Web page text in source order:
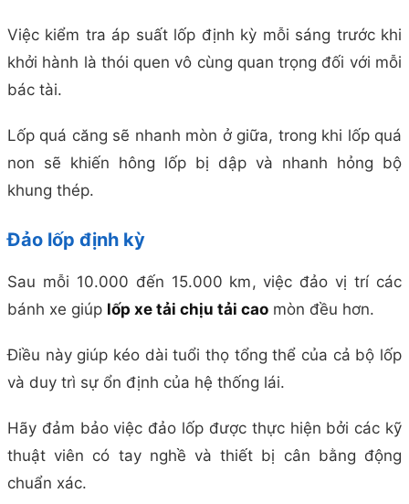
Việc kiểm tra áp suất lốp định kỳ mỗi sáng trước khi
khởi hành là thói quen vô cùng quan trọng đối với mỗi
bác tài.
Lốp quá căng sẽ nhanh mòn ở giữa, trong khi lốp quá
non sẽ khiến hông lốp bị dập và nhanh hỏng bộ
khung thép.
Đảo lốp định kỳ
Sau mỗi 10.000 đến 15.000 km, việc đảo vị trí các
bánh xe giúp lốp xe tải chịu tải cao mòn đều hơn.
Điều này giúp kéo dài tuổi thọ tổng thể của cả bộ lốp
và duy trì sự ổn định của hệ thống lái.
Hãy đảm bảo việc đảo lốp được thực hiện bởi các kỹ
thuật viên có tay nghề và thiết bị cân bằng động
chuẩn xác.